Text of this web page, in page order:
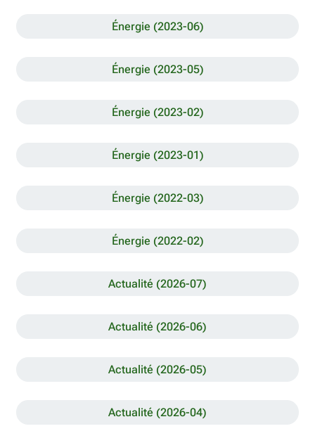
Énergie (2023-06)
Énergie (2023-05)
Énergie (2023-02)
Énergie (2023-01)
Énergie (2022-03)
Énergie (2022-02)
Actualité (2026-07)
Actualité (2026-06)
Actualité (2026-05)
Actualité (2026-04)